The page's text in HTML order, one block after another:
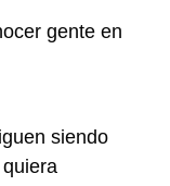
gente en
siendo